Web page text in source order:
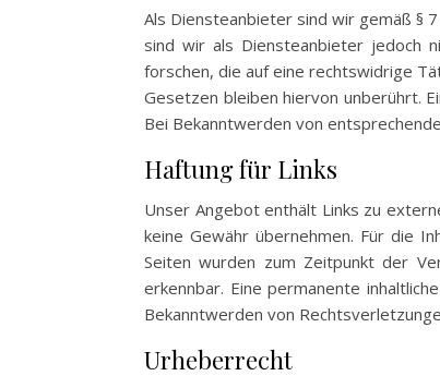
Als Diensteanbieter sind wir gemäß §
sind wir als Diensteanbieter jedoch
forschen, die auf eine rechtswidrige
Gesetzen bleiben hiervon unberührt.
Bei Bekanntwerden von
Haftung für Links
Unser Angebot enthält Links zu
keine Gewähr übernehmen. Für die
Seiten wurden zum Zeitpunkt der
erkennbar. Eine permanente
Bekanntwerden von
Urheberrecht